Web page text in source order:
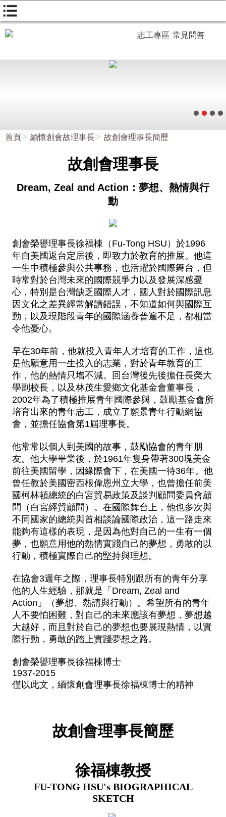
志工專區 常見問答
首頁 緬懷創會故理事長 故創會理事長簡歷
故創會理事長
Dream, Zeal and Action：夢想、熱情與行
動
創會榮譽理事長徐福棟（Fu-Tong HSU）於1996
年自美國返台定居後，即致力於教育的推展。他這
一生中積極參與公共事務，也活躍於國際舞台，但
時常對於台灣未來的國際競爭力以及發展深感憂
心，特別是台灣缺乏國際人才，國人對於國際訊息
因文化之差異經常解讀錯誤，不知道如何與國際互
動，以及現階段青年的國際涵養普遍不足，都相當
令他憂心。
早在30年前，他就投入青年人才培育的工作，這也
是他願意用一生投入的志業，對於青年教育的工
作，他的熱情只增不減。回台灣後先後擔任長榮大
學副校長，以及林茂生愛鄉文化基金會董事長，
2002年為了積極推展青年國際參與，鼓勵基金會所
培育出來的青年志工，成立了願景青年行動網協
會，並擔任協會第1屆理事長。
他常常以個人到美國的故事，鼓勵協會的青年朋
友。他大學畢業後，於1961年隻身帶著300塊美金
前往美國留學，因緣際會下，在美國一待36年。他
曾任教於美國密西根偉恩州立大學，也曾擔任前美
國柯林頓總統的白宮貿易政策及談判顧問委員會顧
問（白宮經貿顧問）。在國際舞台上，他也多次與
不同國家的總統與首相談論國際政治，這一路走來
能夠有這樣的表現，是因為他對自己的一生有一個
夢，也願意用他的熱情實踐自己的夢想，勇敢的以
行動，積極實際自己的堅持與理想。
在協會3週年之際，理事長特別跟所有的青年分享
他的人生經驗，那就是「Dream, Zeal and
Action」（夢想、熱請與行動）。希望所有的青年
人不要怕困難，對自己的未來應該有夢想，夢想越
大越好，而且對於自己的夢想也要展現熱情，以實
際行動，勇敢的踏上實踐夢想之路。
創會榮譽理事長徐福棟博士
1937-2015
僅以此文，緬懷創會理事長徐福棟博士的精神
故創會理事長簡歷
徐福棟教授
FU-TONG HSU's BIOGRAPHICAL
SKETCH